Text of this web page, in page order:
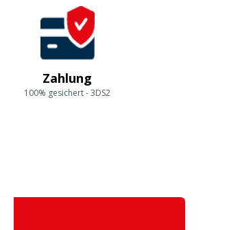
Zahlung
100% gesichert - 3DS2